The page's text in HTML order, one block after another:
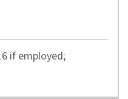
if employed;